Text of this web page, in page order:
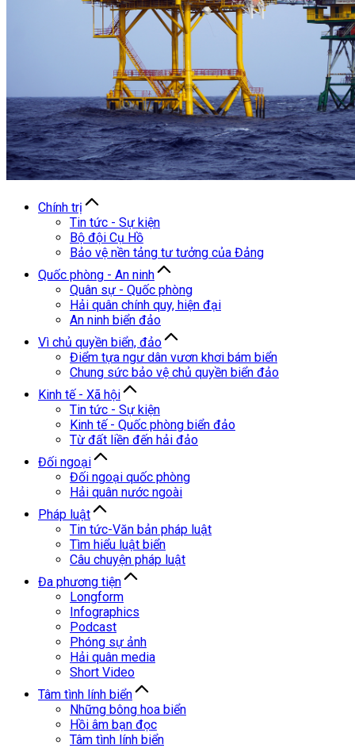
Chính trị
Tin tức - Sự kiện
Bộ đội Cụ Hồ
Bảo vệ nền tảng tư tưởng của Đảng
Quốc phòng - An ninh
Quân sự - Quốc phòng
Hải quân chính quy, hiện đại
An ninh biển đảo
Vì chủ quyền biển, đảo
Điểm tựa ngư dân vươn khơi bám biển
Chung sức bảo vệ chủ quyền biển đảo
Kinh tế - Xã hội
Tin tức - Sự kiện
Kinh tế - Quốc phòng biển đảo
Từ đất liền đến hải đảo
Đối ngoại
Đối ngoại quốc phòng
Hải quân nước ngoài
Pháp luật
Tin tức-Văn bản pháp luật
Tìm hiểu luật biển
Câu chuyện pháp luật
Đa phương tiện
Longform
Infographics
Podcast
Phóng sự ảnh
Hải quân media
Short Video
Tâm tình lính biển
Những bông hoa biển
Hồi âm bạn đọc
Tâm tình lính biển